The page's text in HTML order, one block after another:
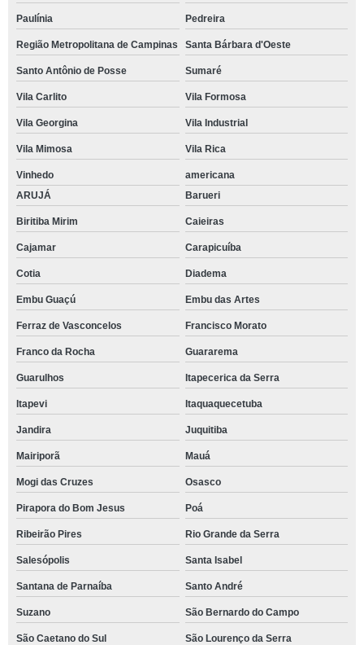
Paulínia Pedreira
Região Metropolitana de Campinas Santa Bárbara d'Oeste
Santo Antônio de Posse Sumaré
Vila Carlito Vila Formosa
Vila Georgina Vila Industrial
Vila Mimosa Vila Rica
Vinhedo
americana
ARUJÁ
Barueri
Biritiba Mirim Caieiras
Cajamar Carapicuíba
Cotia Diadema
Embu Guaçú Embu das Artes
Ferraz de Vasconcelos Francisco Morato
Franco da Rocha Guararema
Guarulhos Itapecerica da Serra
Itapevi Itaquaquecetuba
Jandira Juquitiba
Mairiporã Mauá
Mogi das Cruzes Osasco
Pirapora do Bom Jesus Poá
Ribeirão Pires Rio Grande da Serra
Salesópolis Santa Isabel
Santana de Parnaíba Santo André
Suzano São Bernardo do Campo
São Caetano do Sul São Lourenço da Serra